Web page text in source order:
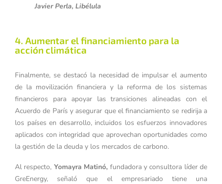
Javier Perla, Libélula
4. Aumentar el financiamiento para la
acción climática
Finalmente, se destacó la necesidad de impulsar el aumento
de la movilización financiera y la reforma de los sistemas
financieros para apoyar las transiciones alineadas con el
Acuerdo de París y asegurar que el financiamiento se redirija a
los países en desarrollo, incluidos los esfuerzos innovadores
aplicados con integridad que aprovechan oportunidades como
la gestión de la deuda y los mercados de carbono.
Al respecto, Yomayra Matinó, fundadora y consultora líder de
GreEnergy, señaló que el empresariado tiene una